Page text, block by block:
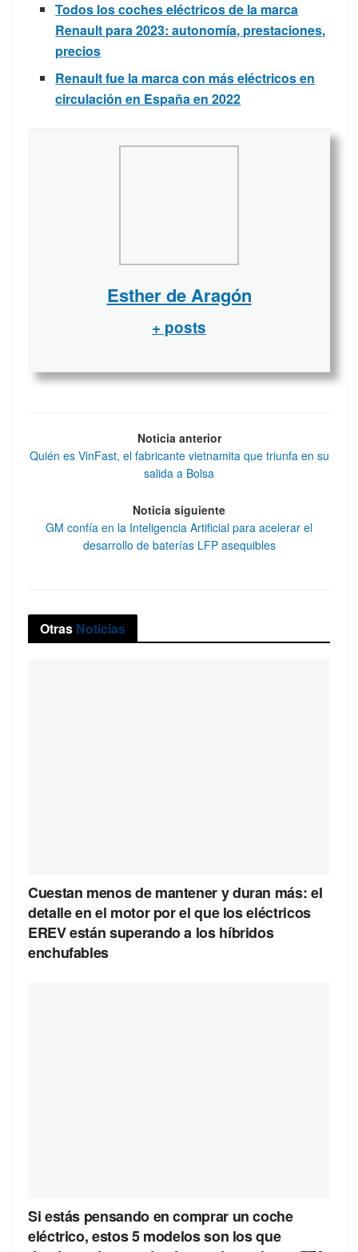
Todos los coches eléctricos de la marca
Renault para 2023: autonomía, prestaciones,
precios
Renault fue la marca con más eléctricos en
circulación en España en 2022
Esther de Aragón
+ posts
Noticia anterior
Quién es VinFast, el fabricante vietnamita que triunfa en su
salida a Bolsa
Noticia siguiente
GM confía en la Inteligencia Artificial para acelerar el
desarrollo de baterías LFP asequibles
Otras Noticias
Cuestan menos de mantener y duran más: el
detalle en el motor por el que los eléctricos
EREV están superando a los híbridos
enchufables
Si estás pensando en comprar un coche
eléctrico, estos 5 modelos son los que